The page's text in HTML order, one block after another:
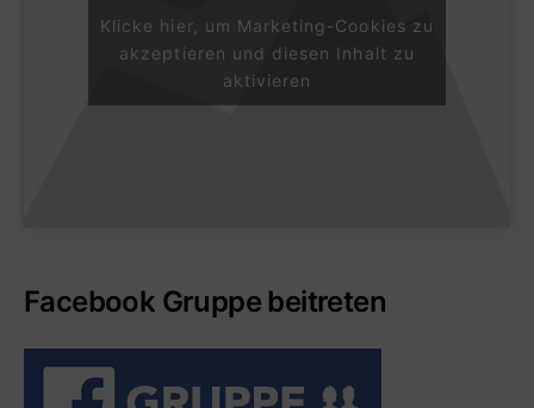
Klicke hier, um Marketing-Cookies zu
akzeptieren und diesen Inhalt zu
aktivieren
Facebook Gruppe beitreten